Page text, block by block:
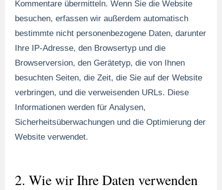
Kommentare übermitteln. Wenn Sie die Website
besuchen, erfassen wir außerdem automatisch
bestimmte nicht personenbezogene Daten, darunter
Ihre IP-Adresse, den Browsertyp und die
Browserversion, den Gerätetyp, die von Ihnen
besuchten Seiten, die Zeit, die Sie auf der Website
verbringen, und die verweisenden URLs. Diese
Informationen werden für Analysen,
Sicherheitsüberwachungen und die Optimierung der
Website verwendet.
2. Wie wir Ihre Daten verwenden